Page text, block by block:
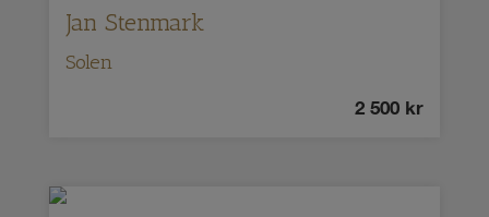
Jan Stenmark
Solen
2 500 kr